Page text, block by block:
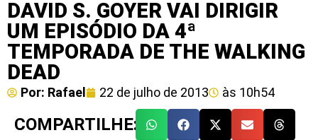
DAVID S. GOYER VAI DIRIGIR
UM EPISÓDIO DA 4ª
TEMPORADA DE THE WALKING
DEAD
Por: Rafael 22 de julho de 2013 às 10h54
COMPARTILHE: